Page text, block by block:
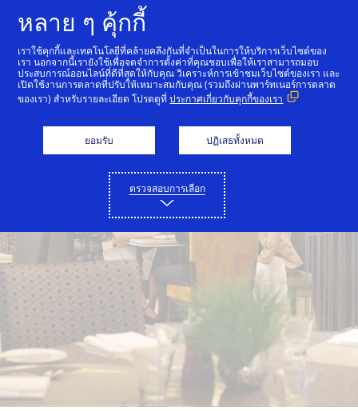
หลาย ๆ คุ้กกี้
เราใช้คุกกี้และเทคโนโลยีที่คล้ายคลึงกันที่จำเป็นในการให้บริการเว็บไซต์ของ
เรา นอกจากนี้เรายังใช้เพื่อจดจำการตั้งค่าที่คุณชอบเพื่อให้เราสามารถมอบ
ประสบการณ์ออนไลน์ที่ดีที่สุดให้กับคุณ วิเคราะห์การเข้าชมเว็บไซต์ของเรา และ
เปิดใช้งานการตลาดที่ปรับให้เหมาะสมกับคุณ (รวมถึงผ่านพาร์ทเนอร์การตลาด
ของเรา) สำหรับรายละเอียด โปรดดูที่ประกาศเกี่ยวกับคุกกี้ของเรา
ยอมรับ ปฏิเสธทั้งหมด
ตรวจสอบการเลือก